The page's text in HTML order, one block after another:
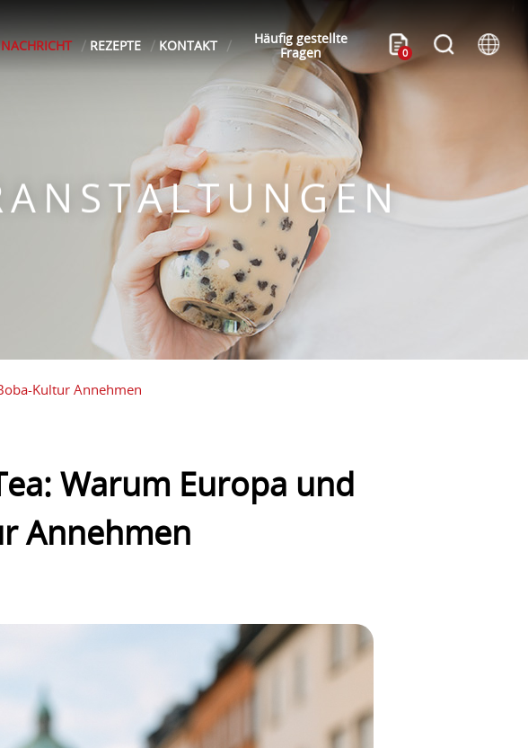
NACHRICHT REZEPTE KONTAKT
Häufig gestellte
Fragen
0
Kultur Annehmen
Warum Europa und
Annehmen